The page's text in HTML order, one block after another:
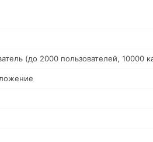
(до 2000 пользователей, 10000